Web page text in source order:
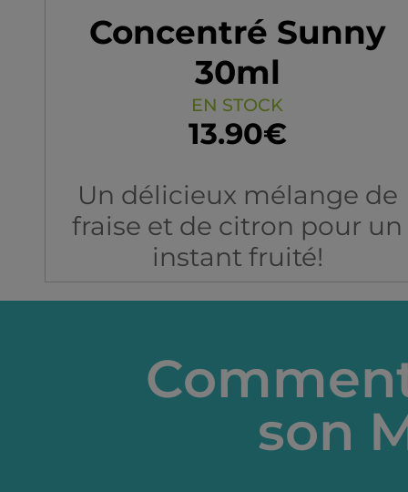
Concentré Sunny
30ml
EN STOCK
13.90€
Un délicieux mélange de
fraise et de citron pour un
instant fruité!
son